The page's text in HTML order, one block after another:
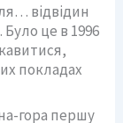
відвідин
це в 1996
покладах
гора першу